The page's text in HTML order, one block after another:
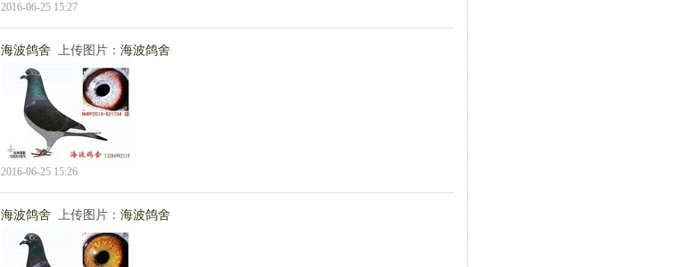
2016-06-25 15:27
海波鸽舍 上传图片： 海波鸽舍
2016-06-25 15:26
海波鸽舍 上传图片： 海波鸽舍